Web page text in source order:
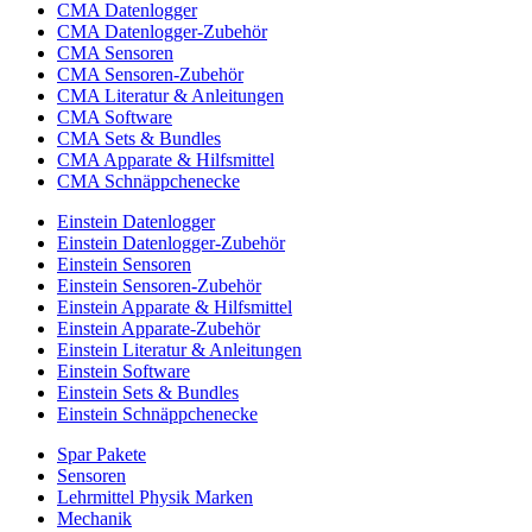
CMA Datenlogger
CMA Datenlogger-Zubehör
CMA Sensoren
CMA Sensoren-Zubehör
CMA Literatur & Anleitungen
CMA Software
CMA Sets & Bundles
CMA Apparate & Hilfsmittel
CMA Schnäppchenecke
Einstein Datenlogger
Einstein Datenlogger-Zubehör
Einstein Sensoren
Einstein Sensoren-Zubehör
Einstein Apparate & Hilfsmittel
Einstein Apparate-Zubehör
Einstein Literatur & Anleitungen
Einstein Software
Einstein Sets & Bundles
Einstein Schnäppchenecke
Spar Pakete
Sensoren
Lehrmittel Physik Marken
Mechanik